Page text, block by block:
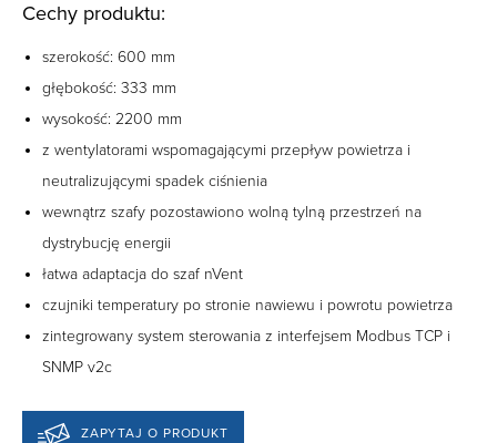
Cechy produktu:
szerokość: 600 mm
głębokość: 333 mm
wysokość: 2200 mm
z wentylatorami wspomagającymi przepływ powietrza i
neutralizującymi spadek ciśnienia
wewnątrz szafy pozostawiono wolną tylną przestrzeń na
dystrybucję energii
łatwa adaptacja do szaf nVent
czujniki temperatury po stronie nawiewu i powrotu powietrza
zintegrowany system sterowania z interfejsem Modbus TCP i
SNMP v2c
ZAPYTAJ O PRODUKT